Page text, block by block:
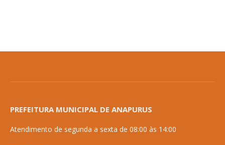
PREFEITURA MUNICIPAL DE ANAPURUS
Atendimento de segunda a sexta de 08:00 às 14:00